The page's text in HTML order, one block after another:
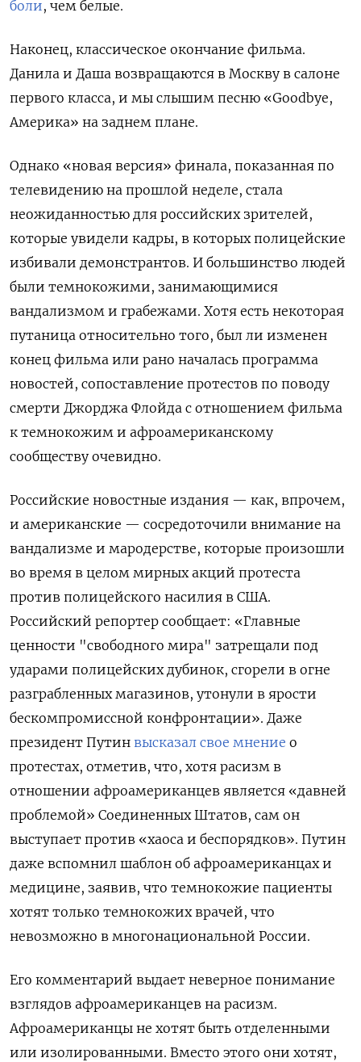
боли, чем белые.
Наконец, классическое окончание фильма.
Данила и Даша возвращаются в Москву в салоне
первого класса, и мы слышим песню «Goodbye,
Америка» на заднем плане.
Однако «новая версия» финала, показанная по
телевидению на прошлой неделе, стала
неожиданностью для российских зрителей,
которые увидели кадры, в которых полицейские
избивали демонстрантов. И большинство людей
были темнокожими, занимающимися
вандализмом и грабежами. Хотя есть некоторая
путаница относительно того, был ли изменен
конец фильма или рано началась программа
новостей, сопоставление протестов по поводу
смерти Джорджа Флойда с отношением фильма
к темнокожим и афроамериканскому
сообществу очевидно.
Российские новостные издания — как, впрочем,
и американские — сосредоточили внимание на
вандализме и мародерстве, которые произошли
во время в целом мирных акций протеста
против полицейского насилия в США.
Российский репортер сообщает: «Главные
ценности "свободного мира" затрещали под
ударами полицейских дубинок, сгорели в огне
разграбленных магазинов, утонули в ярости
бескомпромиссной конфронтации». Даже
президент Путин высказал свое мнение о
протестах, отметив, что, хотя расизм в
отношении афроамериканцев является «давней
проблемой» Соединенных Штатов, сам он
выступает против «хаоса и беспорядков». Путин
даже вспомнил шаблон об афроамериканцах и
медицине, заявив, что темнокожие пациенты
хотят только темнокожих врачей, что
невозможно в многонациональной России.
Его комментарий выдает неверное понимание
взглядов афроамериканцев на расизм.
Афроамериканцы не хотят быть отделенными
или изолированными. Вместо этого они хотят,